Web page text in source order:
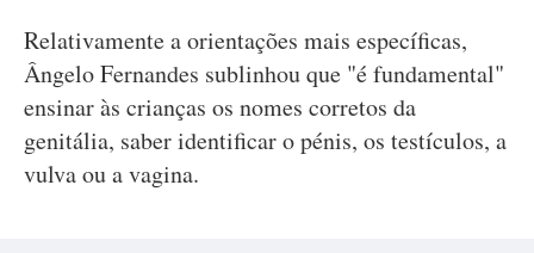
Relativamente a orientações mais específicas,
Ângelo Fernandes sublinhou que "é fundamental"
ensinar às crianças os nomes corretos da
genitália, saber identificar o pénis, os testículos, a
vulva ou a vagina.